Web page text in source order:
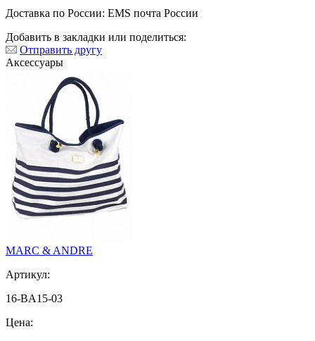
Доставка по России: EMS почта России
Добавить в закладки или поделиться:
Отправить другу
Аксессуары
MARC & ANDRE
Артикул:
16-BA15-03
Цена: